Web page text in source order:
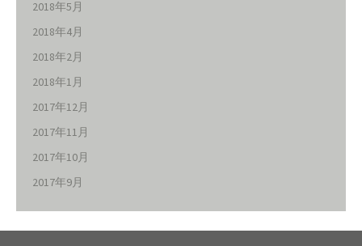
2018年5月
2018年4月
2018年2月
2018年1月
2017年12月
2017年11月
2017年10月
2017年9月